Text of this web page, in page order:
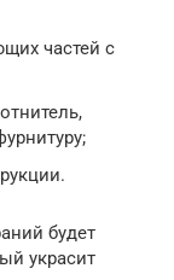
частей с
будет
украсит